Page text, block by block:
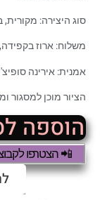
סוג היצירה: מקורית,
משלוח: ארוז
אמנית: אירינה
הציור מוכן למסגור
הוספה
📲 הצטרפו